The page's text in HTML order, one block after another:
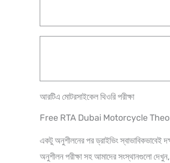
আরটিএ মোটরসাইকেল থিওরি পরীক্ষা
Free RTA Dubai Motorcycle
একটু অনুশীলনের পর ড্রাইভিং স্বাভাবিকভাবেই
অনুশীলন পরীক্ষা সহ আমাদের সংস্থানগুলো